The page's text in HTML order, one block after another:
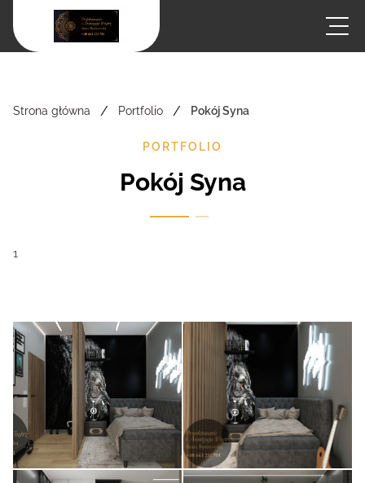
Strona główna / Portfolio / Pokój Syna
PORTFOLIO
Pokój Syna
1